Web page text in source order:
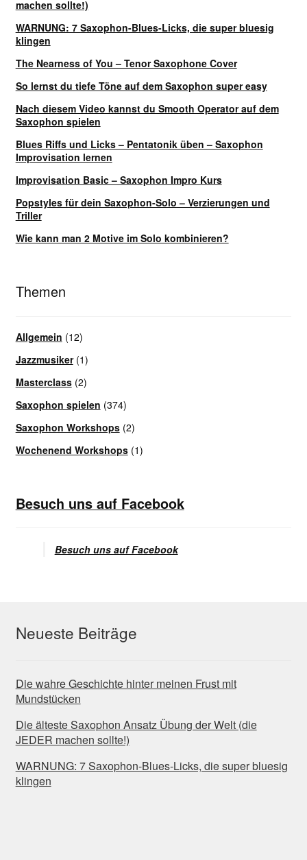
INFOS
Kooperation/Partner
PREISE
TEAM
Test Seite
UNTERRICHT
Unterrichtsbedingungen (AGBs)
WORKSHOP
NEWS BLOG
KONTAKT
machen sollte!)
WARNUNG: 7 Saxophon-Blues-Licks, die super bluesig
klingen
The Nearness of You – Tenor Saxophone Cover
So lernst du tiefe Töne auf dem Saxophon super easy
Nach diesem Video kannst du Smooth Operator auf dem
Saxophon spielen
Blues Riffs und Licks – Pentatonik üben – Saxophon
Improvisation lernen
Improvisation Basic – Saxophon Impro Kurs
Popstyles für dein Saxophon-Solo – Verzierungen und
Triller
Wie kann man 2 Motive im Solo kombinieren?
Themen
Allgemein (12)
Jazzmusiker(1)
Masterclass(2)
Saxophon spielen (374)
Saxophon Workshops(2)
Wochenend Workshops(1)
Besuch uns auf Facebook
Besuch uns auf Facebook
Neueste Beiträge
Die wahre Geschichte hinter meinen Frust mit
Mundstücken
Die älteste Saxophon Ansatz Übung der Welt (die
JEDER machen sollte!)
WARNUNG: 7 Saxophon-Blues-Licks, die super bluesig
klingen